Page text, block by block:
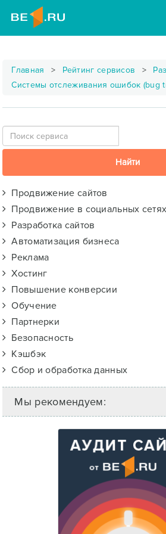
Главная Рейтинг сервисов
Системы отслеживания ошибок (bug
Продвижение сайтов
Продвижение в социальных сетях
Разработка сайтов
Автоматизация бизнеса
Реклама
Хостинг
Повышение конверсии
Обучение
Партнерки
Безопасность
Кэшбэк
Сбор и обработка данных
Мы рекомендуем: